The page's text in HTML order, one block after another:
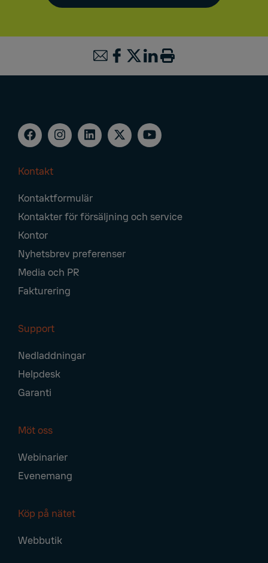
Navigation
Kontakt
Kontaktformulär
Kontakter för försäljning och service
Kontor
Nyhetsbrev preferenser
Media och PR
Fakturering
Support
Nedladdningar
Helpdesk
Garanti
Möt oss
Webinarier
Evenemang
Köp på nätet
Webbutik